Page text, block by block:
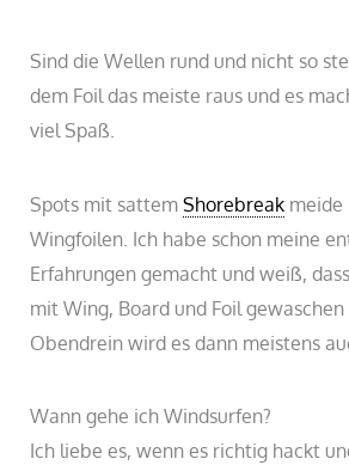
Sind die Wellen rund und nicht so
dem Foil das meiste raus und es
viel Spaß.
Spots mit sattemShorebreak meide
Wingfoilen. Ich habe schon meine
Erfahrungen gemacht und weiß,
mit Wing, Board und Foil gewaschen
Obendrein wird es dann meistens
Wann gehe ich Windsurfen?
Ich liebe es, wenn es richtig hackt